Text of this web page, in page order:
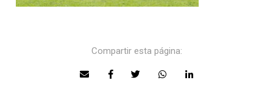
Compartir esta página: